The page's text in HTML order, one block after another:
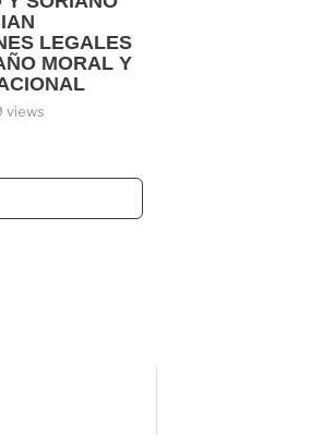
LEGALES
MORAL Y
views